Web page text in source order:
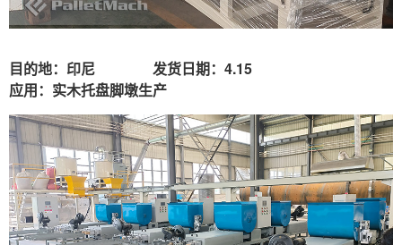
目的地： 印尼 发货日期：4.15
应用： 实木托盘脚墩生产